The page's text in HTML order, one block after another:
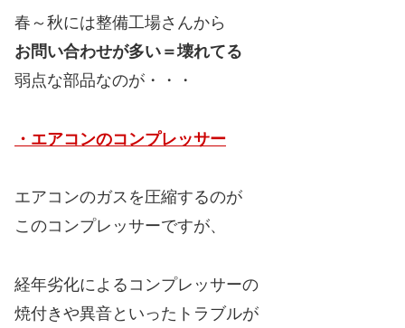
春～秋には整備工場さんから
お問い合わせが多い＝壊れてる
弱点な部品なのが・・・
・エアコンのコンプレッサー
エアコンのガスを圧縮するのが
このコンプレッサーですが、
経年劣化によるコンプレッサーの
焼付きや異音といったトラブルが